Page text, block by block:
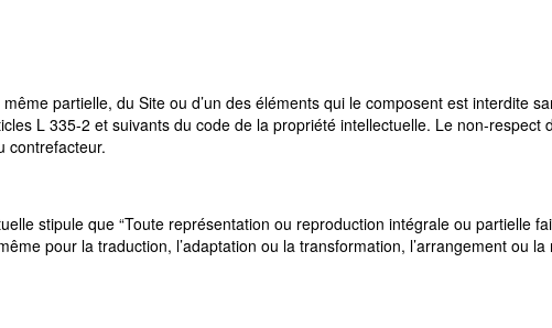
partielle, du Site ou d’un des éléments qui le composent est interdite
L 335-2 et suivants du code de la propriété intellectuelle. Le non-respect
contrefacteur.
stipule que “Toute représentation ou reproduction intégrale ou partielle
pour la traduction, l’adaptation ou la transformation, l’arrangement ou